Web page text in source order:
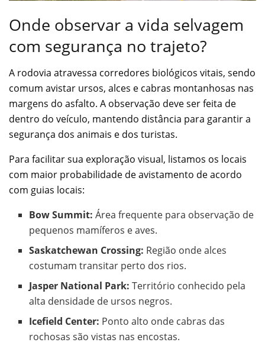
Onde observar a vida selvagem
com segurança no trajeto?
A rodovia atravessa corredores biológicos vitais, sendo
comum avistar ursos, alces e cabras montanhosas nas
margens do asfalto. A observação deve ser feita de
dentro do veículo, mantendo distância para garantir a
segurança dos animais e dos turistas.
Para facilitar sua exploração visual, listamos os locais
com maior probabilidade de avistamento de acordo
com guias locais:
Bow Summit: Área frequente para observação de
pequenos mamíferos e aves.
Saskatchewan Crossing: Região onde alces
costumam transitar perto dos rios.
Jasper National Park: Território conhecido pela
alta densidade de ursos negros.
Icefield Center: Ponto alto onde cabras das
rochosas são vistas nas encostas.